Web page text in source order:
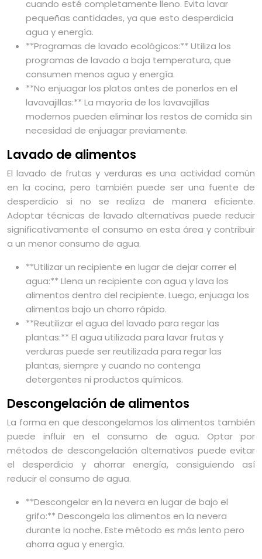
cuando esté completamente lleno. Evita lavar
pequeñas cantidades, ya que esto desperdicia
agua y energía.
**Programas de lavado ecológicos:** Utiliza los
programas de lavado a baja temperatura, que
consumen menos agua y energía.
**No enjuagar los platos antes de ponerlos en el
lavavajillas:** La mayoría de los lavavajillas
modernos pueden eliminar los restos de comida sin
necesidad de enjuagar previamente.
Lavado de alimentos
El lavado de frutas y verduras es una actividad común
en la cocina, pero también puede ser una fuente de
desperdicio si no se realiza de manera eficiente.
Adoptar técnicas de lavado alternativas puede reducir
significativamente el consumo en esta área y contribuir
a un menor consumo de agua.
**Utilizar un recipiente en lugar de dejar correr el
agua:** Llena un recipiente con agua y lava los
alimentos dentro del recipiente. Luego, enjuaga los
alimentos bajo un chorro rápido.
**Reutilizar el agua del lavado para regar las
plantas:** El agua utilizada para lavar frutas y
verduras puede ser reutilizada para regar las
plantas, siempre y cuando no contenga
detergentes ni productos químicos.
Descongelación de alimentos
La forma en que descongelamos los alimentos también
puede influir en el consumo de agua. Optar por
métodos de descongelación alternativos puede evitar
el desperdicio y ahorrar energía, consiguiendo así
reducir el consumo de agua.
**Descongelar en la nevera en lugar de bajo el
grifo:** Descongela los alimentos en la nevera
durante la noche. Este método es más lento pero
ahorra agua y energía.